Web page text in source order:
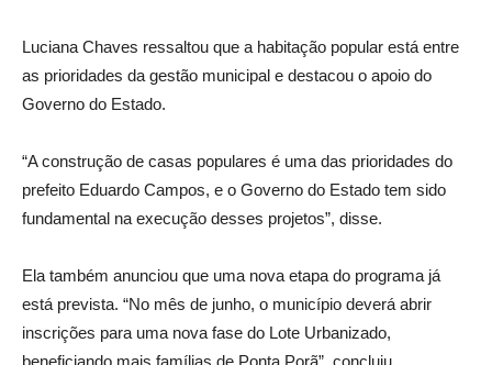
Luciana Chaves ressaltou que a habitação popular está entre
as prioridades da gestão municipal e destacou o apoio do
Governo do Estado.
“A construção de casas populares é uma das prioridades do
prefeito Eduardo Campos, e o Governo do Estado tem sido
fundamental na execução desses projetos”, disse.
Ela também anunciou que uma nova etapa do programa já
está prevista. “No mês de junho, o município deverá abrir
inscrições para uma nova fase do Lote Urbanizado,
beneficiando mais famílias de Ponta Porã”, concluiu.